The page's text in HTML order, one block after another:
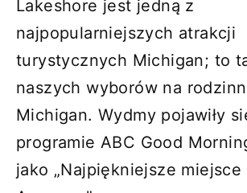
Lakeshore jest jedną z
najpopularniejszych atrakcji
turystycznych Michigan; to
naszych wyborów na
Michigan. Wydmy pojawiły
programie ABC Good
jako „Najpiękniejsze miejsce